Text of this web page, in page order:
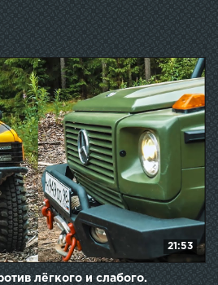
21:53
лёгкого и слабого.